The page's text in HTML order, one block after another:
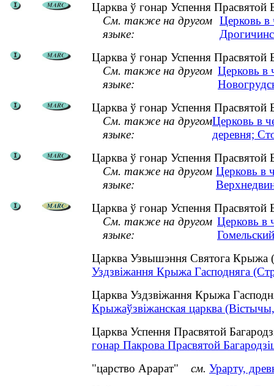
Царква ў гонар Успення Прасвятой
См. также на другом
языке:
Церковь в
Царква ў гонар Успення Прасвятой
См. также на другом
языке:
Церковь в
Царква ў гонар Успення Прасвятой
См. также на другом
языке:
Церковь в
деревня;
Царква ў гонар Успення Прасвятой
См. также на другом
языке:
Церковь в
Царква ў гонар Успення Прасвятой
См. также на другом
языке:
Церковь в
Царква Узвышэння Святога Крыжа
Уздзвіжання Крыжа Гасподняга
Царква Уздзвіжання Крыжа
Крыжаўзвіжанская царква
Царква Успення Прасвятой
гонар Пакрова Прасвятой
"царство Арарат" см. Урарту,